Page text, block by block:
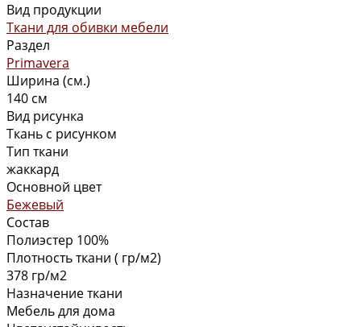
Вид продукции
Ткани для обивки мебели
Раздел
Primavera
Ширина (см.)
140 см
Вид рисунка
Ткань с рисунком
Тип ткани
жаккард
Основной цвет
Бежевый
Состав
Полиэстер 100%
Плотность ткани ( гр/м2)
378 гр/м2
Назначение ткани
Мебель для дома